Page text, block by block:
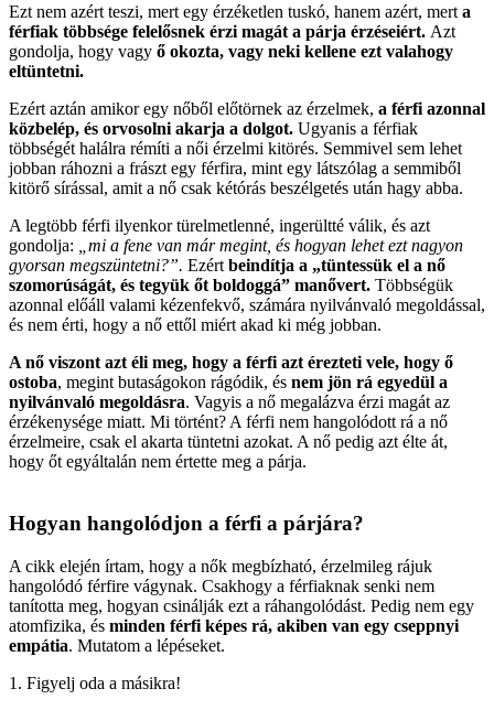
Ezt nem azért teszi, mert egy érzéketlen tuskó, hanem azért, mert a
férfiak többsége felelősnek érzi magát a párja érzéseiért. Azt
gondolja, hogy vagy ő okozta, vagy neki kellene ezt valahogy
eltüntetni.
Ezért aztán amikor egy nőből előtörnek az érzelmek, a férfi azonnal
közbelép, és orvosolni akarja a dolgot. Ugyanis a férfiak
többségét halálra rémíti a női érzelmi kitörés. Semmivel sem lehet
jobban ráhozni a frászt egy férfira, mint egy látszólag a semmiből
kitörő sírással, amit a nő csak kétórás beszélgetés után hagy abba.
A legtöbb férfi ilyenkor türelmetlenné, ingerültté válik, és azt
gondolja:
„mi a fene van már megint, és hogyan lehet ezt nagyon
gyorsan megszüntetni?”. Ezért beindítja a „tüntessük el a nő
szomorúságát, és tegyük őt boldoggá” manővert. Többségük
azonnal előáll valami kézenfekvő, számára nyilvánvaló megoldással,
és nem érti, hogy a nő ettől miért akad ki még jobban.
A nő viszont azt éli meg, hogy a férfi azt érezteti vele, hogy ő
ostoba, megint butaságokon rágódik, és nem jön rá egyedül a
nyilvánvaló megoldásra. Vagyis a nő megalázva érzi magát az
érzékenysége miatt. Mi történt? A férfi nem hangolódott rá a nő
érzelmeire, csak el akarta tüntetni azokat. A nő pedig azt élte át,
hogy őt egyáltalán nem értette meg a párja.
Hogyan hangolódjon a férfi a párjára?
A cikk elején írtam, hogy a nők megbízható, érzelmileg rájuk
hangolódó férfire vágynak. Csakhogy a férfiaknak senki nem
tanította meg, hogyan csinálják ezt a ráhangolódást. Pedig nem egy
atomfizika, és minden férfi képes rá, akiben van egy cseppnyi
empátia. Mutatom a lépéseket.
1. Figyelj oda a másikra!